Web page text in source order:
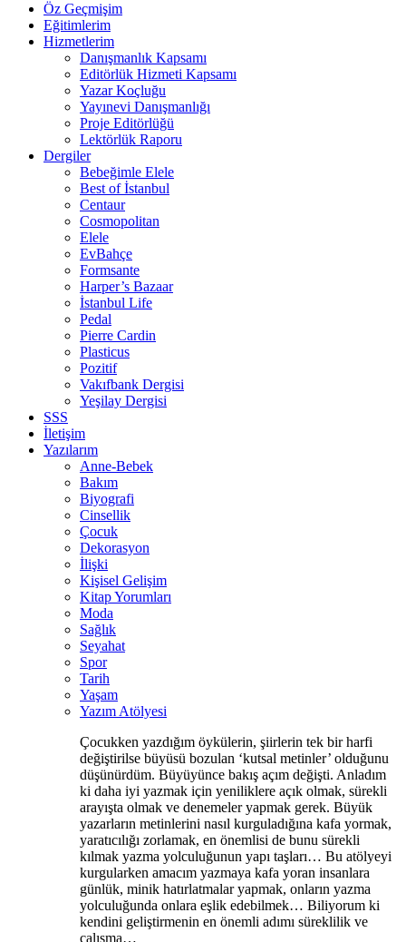
Öz Geçmişim
Eğitimlerim
Hizmetlerim
Danışmanlık Kapsamı
Editörlük Hizmeti Kapsamı
Yazar Koçluğu
Yayınevi Danışmanlığı
Proje Editörlüğü
Lektörlük Raporu
Dergiler
Bebeğimle Elele
Best of İstanbul
Centaur
Cosmopolitan
Elele
EvBahçe
Formsante
Harper’s Bazaar
İstanbul Life
Pedal
Pierre Cardin
Plasticus
Pozitif
Vakıfbank Dergisi
Yeşilay Dergisi
SSS
İletişim
Yazılarım
Anne-Bebek
Bakım
Biyografi
Cinsellik
Çocuk
Dekorasyon
İlişki
Kişisel Gelişim
Kitap Yorumları
Moda
Sağlık
Seyahat
Spor
Tarih
Yaşam
Yazım Atölyesi
Çocukken yazdığım öykülerin, şiirlerin tek bir harfi
değiştirilse büyüsü bozulan ‘kutsal metinler’ olduğunu
düşünürdüm. Büyüyünce bakış açım değişti. Anladım
ki daha iyi yazmak için yeniliklere açık olmak, sürekli
arayışta olmak ve denemeler yapmak gerek. Büyük
yazarların metinlerini nasıl kurguladığına kafa yormak,
yaratıcılığı zorlamak, en önemlisi de bunu sürekli
kılmak yazma yolculuğunun yapı taşları… Bu atölyeyi
kurgularken amacım yazmaya kafa yoran insanlara
günlük, minik hatırlatmalar yapmak, onların yazma
yolculuğunda onlara eşlik edebilmek… Biliyorum ki
kendini geliştirmenin en önemli adımı süreklilik ve
çalışma…